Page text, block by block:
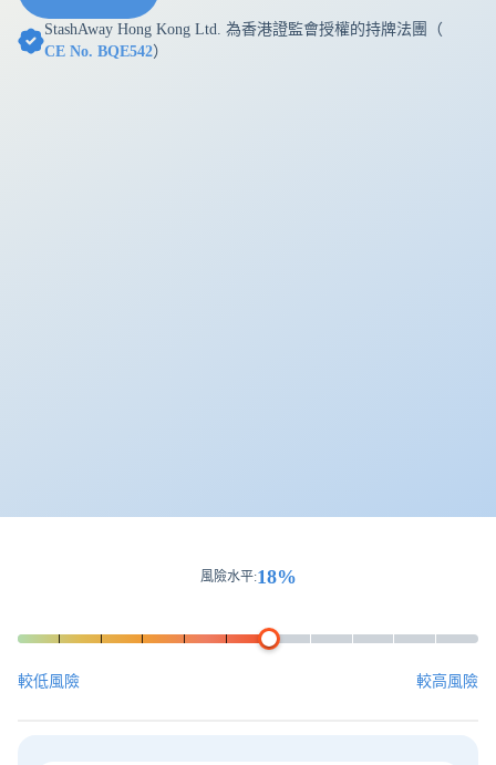
StashAway Hong Kong Ltd. 為香港證監會授權的持牌法團（
CE No. BQE542）
風險水平:18%
較低風險 較高風險